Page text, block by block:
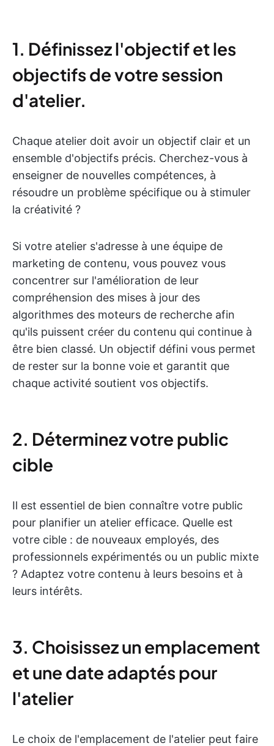
1. Définissez l'objectif et les
objectifs de votre session
d'atelier.
Chaque atelier doit avoir un objectif clair et un
ensemble d'objectifs précis. Cherchez-vous à
enseigner de nouvelles compétences, à
résoudre un problème spécifique ou à stimuler
la créativité ?
Si votre atelier s'adresse à une équipe de
marketing de contenu, vous pouvez vous
concentrer sur l'amélioration de leur
compréhension des mises à jour des
algorithmes des moteurs de recherche afin
qu'ils puissent créer du contenu qui continue à
être bien classé. Un objectif défini vous permet
de rester sur la bonne voie et garantit que
chaque activité soutient vos objectifs.
2. Déterminez votre public
cible
Il est essentiel de bien connaître votre public
pour planifier un atelier efficace. Quelle est
votre cible : de nouveaux employés, des
professionnels expérimentés ou un public mixte
? Adaptez votre contenu à leurs besoins et à
leurs intérêts.
3. Choisissez un emplacement
et une date adaptés pour
l'atelier
Le choix de l'emplacement de l'atelier peut faire